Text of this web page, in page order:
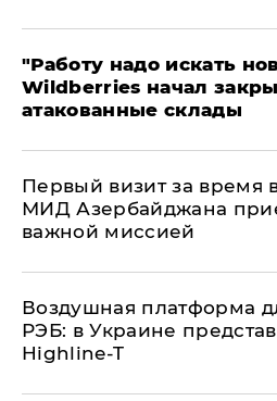
"Работу надо искать
Wildberries начал
атакованные склады
Первый визит за время
МИД Азербайджана
важной миссией
Воздушная платформа
РЭБ: в Украине
Highline-T